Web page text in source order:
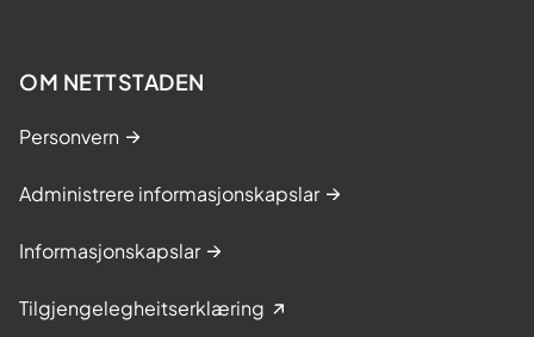
OM NETTSTADEN
Personvern
Administrere informasjonskapslar
Informasjonskapslar
Tilgjengelegheitserklæring